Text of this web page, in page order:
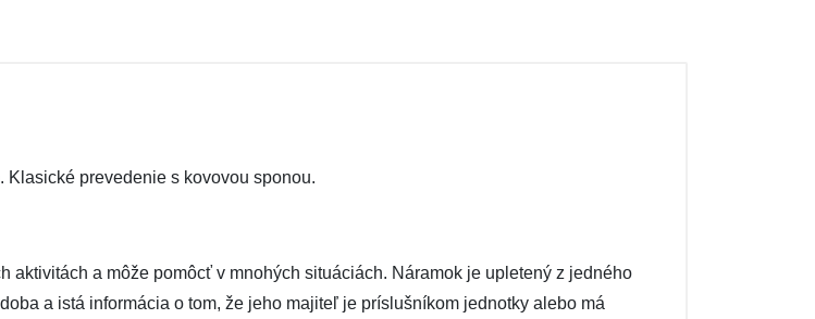
Klasické prevedenie s kovovou sponou.
aktivitách a môže pomôcť v mnohých situáciách. Náramok je upletený z jedného
a istá informácia o tom, že jeho majiteľ je príslušníkom jednotky alebo má